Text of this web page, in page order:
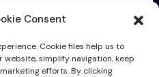
1st. Road, Huiyang,
516211
Consent
Cookie files help us to
website, simplify navigation, keep
efforts. By clicking